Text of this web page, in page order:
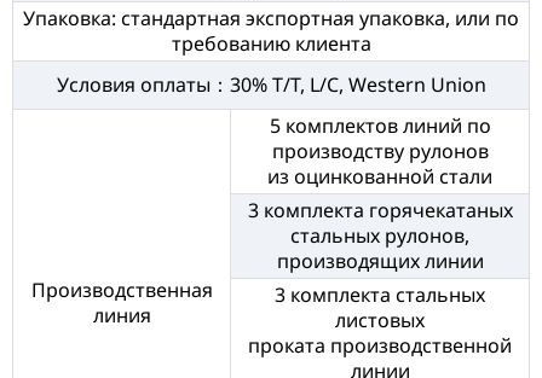
Упаковка: стандартная экспортная упаковка, или по
требованию клиента
Условия оплаты：30% T/T, L/C, Western Union
Производственная
линия
5 комплектов линий по
производству рулонов
из оцинкованной стали
3 комплекта горячекатаных
стальных рулонов,
производящих линии
3 комплекта стальных
листовых
проката производственной
линии